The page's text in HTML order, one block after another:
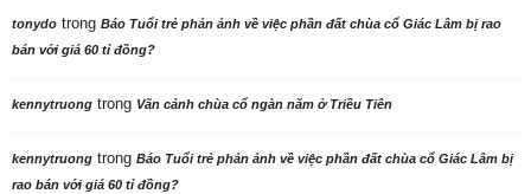
tonydo trong Báo Tuổi trẻ phản ảnh về việc phần đất chùa cổ Giác Lâm bị rao
bán với giá 60 tỉ đồng?
kennytruong trong Vãn cảnh chùa cổ ngàn năm ở Triều Tiên
kennytruong trong Báo Tuổi trẻ phản ảnh về việc phần đất chùa cổ Giác Lâm bị
rao bán với giá 60 tỉ đồng?